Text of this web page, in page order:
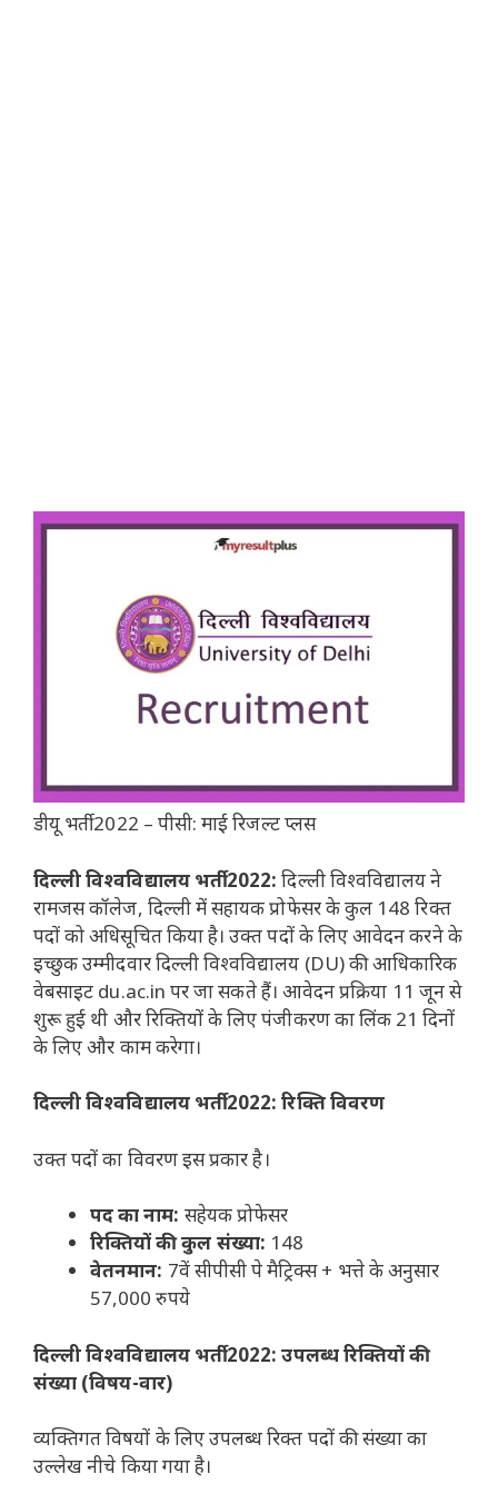
डीयू भर्ती 2022 – पीसी: माई रिजल्ट प्लस
दिल्ली विश्वविद्यालय भर्ती 2022:दिल्ली विश्वविद्यालय ने
रामजस कॉलेज, दिल्ली में सहायक प्रोफेसर के कुल 148 रिक्त
पदों को अधिसूचित किया है। उक्त पदों के लिए आवेदन करने के
इच्छुक उम्मीदवार दिल्ली विश्वविद्यालय (DU) की आधिकारिक
वेबसाइट du.ac.in पर जा सकते हैं। आवेदन प्रक्रिया 11 जून से
शुरू हुई थी और रिक्तियों के लिए पंजीकरण का लिंक 21 दिनों
के लिए और काम करेगा।
दिल्ली विश्वविद्यालय भर्ती 2022: रिक्ति विवरण
उक्त पदों का विवरण इस प्रकार है।
पद का नाम: सहेयक प्रोफेसर
रिक्तियों की कुल संख्या: 148
वेतनमान: 7वें सीपीसी पे मैट्रिक्स + भत्ते के अनुसार
57,000 रुपये
दिल्ली विश्वविद्यालय भर्ती 2022: उपलब्ध रिक्तियों की
संख्या (विषय-वार)
व्यक्तिगत विषयों के लिए उपलब्ध रिक्त पदों की संख्या का
उल्लेख नीचे किया गया है।